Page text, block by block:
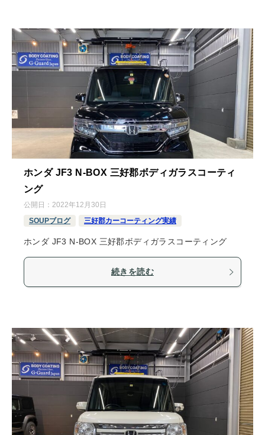
ホンダ JF3 N-BOX 三好郡ボディガラスコーティ
ング
公開日： 2022年12月30日
SOUPブログ
三好郡カーコーティング実績
ホンダ JF3 N-BOX 三好郡ボディガラスコーティング
続きを読む